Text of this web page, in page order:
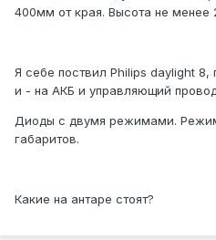
400мм от края. Высота не
Я себе поствил Philips daylight
и - на АКБ и управляющий
Диоды с двумя режимами. Режим
габаритов.
Какие на антаре стоят?